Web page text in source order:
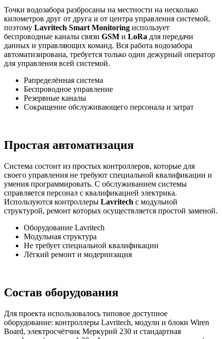
Точки водозабора разбросаны на местности на несколько
километров друг от друга и от центра управления системой,
поэтому Lavritech Smart Monitoring использует
беспроводные каналы связи GSM и LoRa для передачи
данных и управляющих команд. Вся работа водозабора
автоматизирована, требуется только один дежурный оператор
для управления всей системой.
Рапределённая система
Беспроводное управление
Резервные каналы
Сокращение обслуживающего персонала и затрат
Простая автоматизация
Система состоит из простых контроллеров, которые для
своего управления не требуют специальной квалификации и
умения программировать. С обслуживанием системы
справляется персонал с квалификацией электрика.
Используются контроллеры Lavritech с модульной
структурой, ремонт которых осуществляется простой заменой.
Оборудование Lavritech
Модульная структура
Не требует специальной квалификации
Лёгкий ремонт и модернизация
Состав оборудования
Для проекта использовалось типовое доступное
оборудование: контроллеры Lavritech, модули и блоки Wiren
Board, электросчётчик Меркурий 230 и стандартная